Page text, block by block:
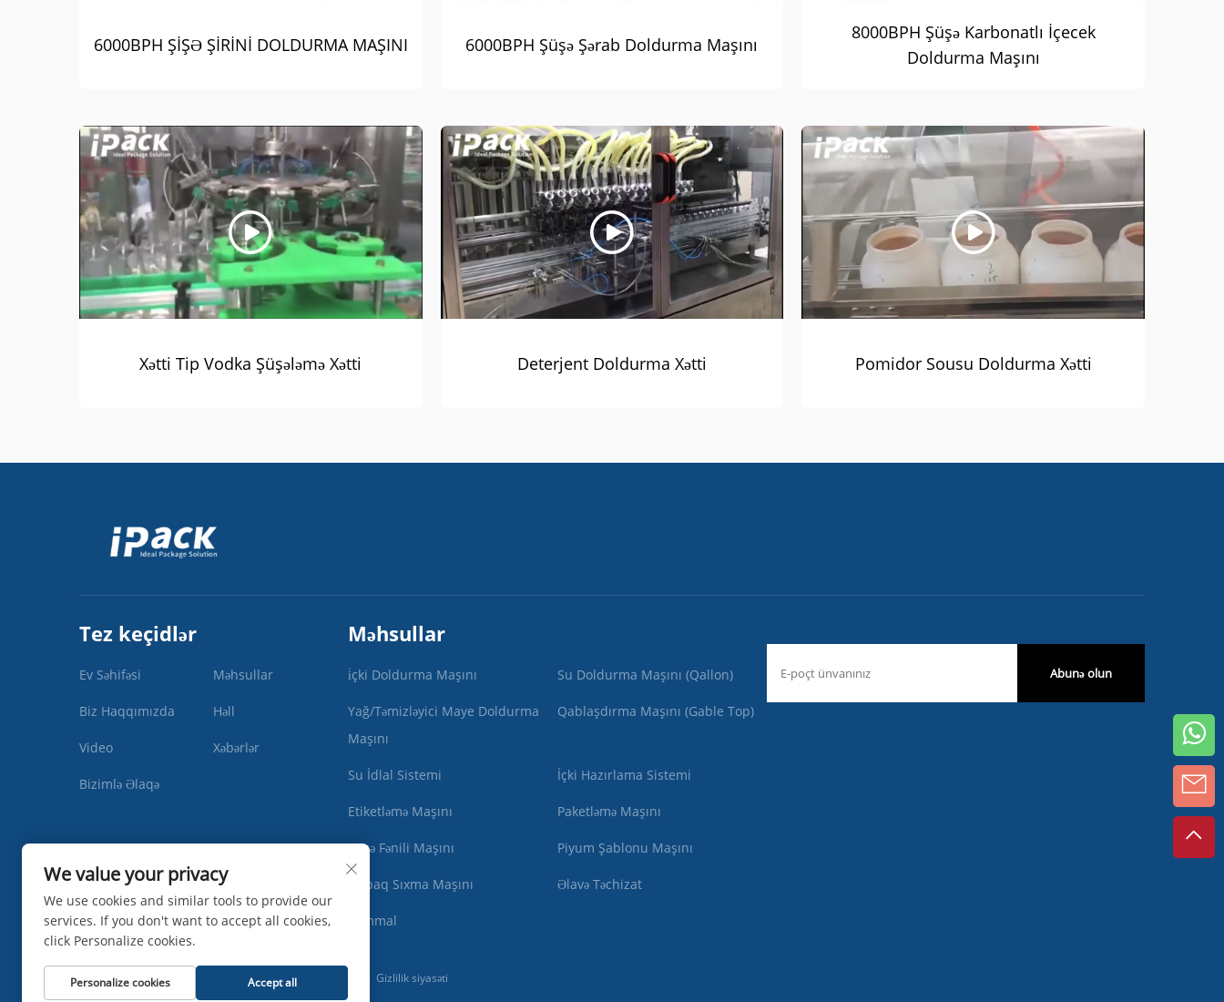
6000BPH ŞİŞƏ ŞİRİNİ DOLDURMA MAŞINI 6000BPH Şüşə Şərab Doldurma Maşını
8000BPH Şüşə Karbonatlı İçecek
Doldurma Maşını
Xətti Tip Vodka Şüşələmə Xətti Deterjent Doldurma Xətti Pomidor Sousu Doldurma Xətti
Tez keçidlər
Ev Səhifəsi Məhsullar
Biz Haqqımızda Həll
Video Xəbərlər
Bizimlə Əlaqə
Məhsullar
i̇çki Doldurma Maşını Su Doldurma Maşını (Qallon)
Yağ/Təmizləyici Maye Doldurma
Maşını
Qablaşdırma Maşını (Gable Top)
Su İdlal Sistemi İçki Hazırlama Sistemi
Etiketləmə Maşını Paketləmə Maşını
Şüşə Fənili Maşını Piyum Şablonu Maşını
Qapaq Sıxma Maşını Əlavə Təchizat
Xammal
Abunə olun
Müəllif hüquqları © Zhangjiagang Ipack Machine Co., Ltd - Gizlilik siyasəti
We value your privacy
We use cookies and similar tools to provide our
services. If you don't want to accept all cookies,
click Personalize cookies.
Personalize cookies Accept all